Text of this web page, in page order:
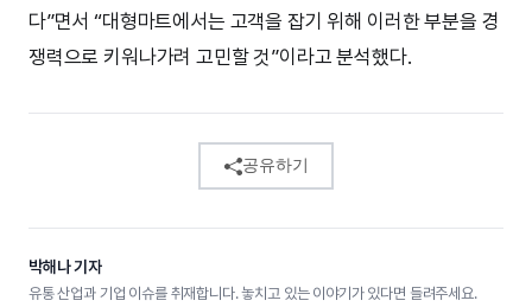
다”면서 “대형마트에서는 고객을 잡기 위해 이러한 부분을 경
쟁력으로 키워나가려 고민할 것”이라고 분석했다.
공유하기
박해나 기자
유통 산업과 기업 이슈를 취재합니다. 놓치고 있는 이야기가 있다면 들려주세요.